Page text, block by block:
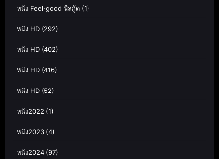
หนัง Feel-good ฟีลกู้ด (1)
หนัง HD (292)
หนัง HD (402)
หนัง HD (416)
หนัง HD (52)
หนัง2022 (1)
หนัง2023 (4)
หนัง2024 (97)